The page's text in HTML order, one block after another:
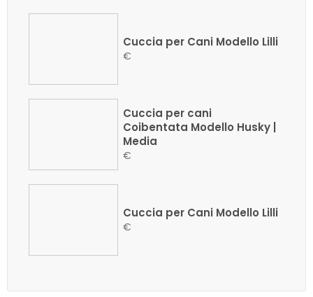
Cuccia per Cani Modello Lilli
€
Cuccia per cani
Coibentata Modello Husky |
Media
€
Cuccia per Cani Modello Lilli
€